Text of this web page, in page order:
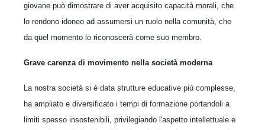
giovane può dimostrare di aver acquisito capacità morali, che
lo rendono idoneo ad assumersi un ruolo nella comunità, che
da quel momento lo riconoscerà come suo membro.
Grave carenza di movimento nella società moderna
La nostra società si è data strutture educative più complesse,
ha ampliato e diversificato i tempi di formazione portandoli a
limiti spesso insostenibili, privilegiando l'aspetto intellettuale e